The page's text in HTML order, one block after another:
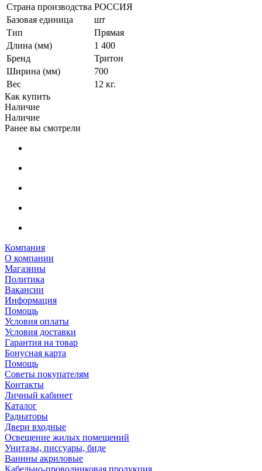
Страна производства РОССИЯ
Базовая единица
шт
Тип
Прямая
Длина (мм)
1 400
Бренд
Тритон
Ширина (мм)
700
Вес
12 кг.
Как купить
Наличие
Наличие
Ранее вы смотрели
Компания
О компании
Магазины
Политика
Вакансии
Информация
Помощь
Условия оплаты
Условия доставки
Гарантия на товар
Бонусная карта
Помощь
Советы покупателям
Контакты
Личный кабинет
Каталог
Радиаторы
Двери входные
Освещение жилых помещений
Унитазы, писсуары, биде
Ваннны акриловые
Кабельно-проводниковая продукция